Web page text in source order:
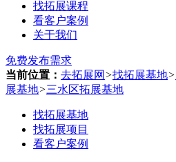
找拓展课程
看客户案例
关于我们
免费发布需求
当前位置： 去拓展网 >找拓展基地>
展基地>三水区拓展基地
找拓展基地
找拓展项目
看客户案例